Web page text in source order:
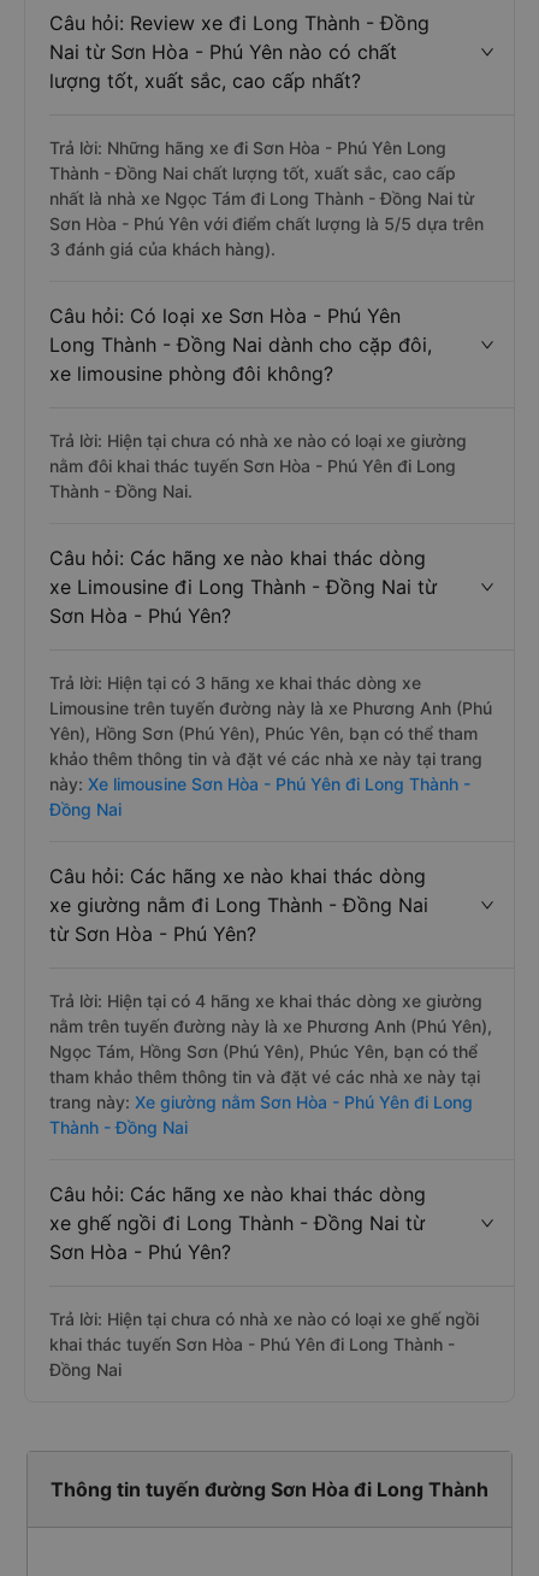
Câu hỏi: Review xe đi Long Thành - Đồng
Nai từ Sơn Hòa - Phú Yên nào có chất
lượng tốt, xuất sắc, cao cấp nhất?
Trả lời: Những hãng xe đi Sơn Hòa - Phú Yên Long
Thành - Đồng Nai chất lượng tốt, xuất sắc, cao cấp
nhất là nhà xe Ngọc Tám đi Long Thành - Đồng Nai từ
Sơn Hòa - Phú Yên với điểm chất lượng là 5/5 dựa trên
3 đánh giá của khách hàng).
Câu hỏi: Có loại xe Sơn Hòa - Phú Yên
Long Thành - Đồng Nai dành cho cặp đôi,
xe limousine phòng đôi không?
Trả lời: Hiện tại chưa có nhà xe nào có loại xe giường
nằm đôi khai thác tuyến Sơn Hòa - Phú Yên đi Long
Thành - Đồng Nai.
Câu hỏi: Các hãng xe nào khai thác dòng
xe Limousine đi Long Thành - Đồng Nai từ
Sơn Hòa - Phú Yên?
Trả lời: Hiện tại có 3 hãng xe khai thác dòng xe
Limousine trên tuyến đường này là xe Phương Anh (Phú
Yên), Hồng Sơn (Phú Yên), Phúc Yên, bạn có thể tham
khảo thêm thông tin và đặt vé các nhà xe này tại trang
này: Xe limousine Sơn Hòa - Phú Yên đi Long Thành -
Đồng Nai
Câu hỏi: Các hãng xe nào khai thác dòng
xe giường nằm đi Long Thành - Đồng Nai
từ Sơn Hòa - Phú Yên?
Trả lời: Hiện tại có 4 hãng xe khai thác dòng xe giường
nằm trên tuyến đường này là xe Phương Anh (Phú Yên),
Ngọc Tám, Hồng Sơn (Phú Yên), Phúc Yên, bạn có thể
tham khảo thêm thông tin và đặt vé các nhà xe này tại
trang này: Xe giường nằm Sơn Hòa - Phú Yên đi Long
Thành - Đồng Nai
Câu hỏi: Các hãng xe nào khai thác dòng
xe ghế ngồi đi Long Thành - Đồng Nai từ
Sơn Hòa - Phú Yên?
Trả lời: Hiện tại chưa có nhà xe nào có loại xe ghế ngồi
khai thác tuyến Sơn Hòa - Phú Yên đi Long Thành -
Đồng Nai
Thông tin tuyến đường Sơn Hòa đi Long Thành